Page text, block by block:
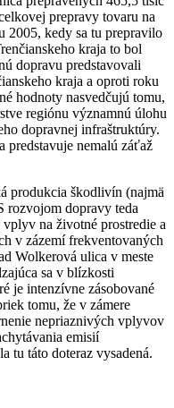
prepravy tovaru na
2005, kedy sa tu prepravilo
kraja to bol
dopravu predstavovali
kraja a oproti roku
hodnoty nasvedčujú tomu,
regiónu významnú úlohu
dopravnej infraštruktúry.
predstavuje nemalú záťaž
produkcia škodlivín (najmä
rozvojom dopravy teda
na životné prostredie a
v zázemí frekventovaných
Wolkerová ulica v meste
sa v blízkosti
je intenzívne zásobované
tomu, že v zámere
nepriaznivých vplyvov
emisií
tu táto doteraz vysadená.